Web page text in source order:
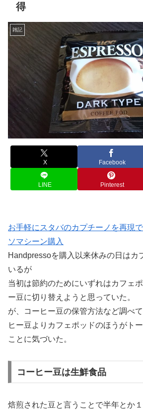
得
雑記
X Facebook
LINE Pinterest
お手軽にスタバのカプチーノを再現
ソマシーン購入
Handpressoを購入以来休みの日はカ
いるが
当初は節約のためにいずれはカフェ
ー豆に切り替えようと思っていた。
が、コーヒー豆の保管方法など調べ
ヒー豆よりカフェポッドのほうがト
ことに気づいた。
コーヒー豆は生鮮食品
焙煎された豆と言うことで半年とか